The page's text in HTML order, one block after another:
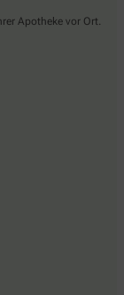
Apotheke vor Ort.